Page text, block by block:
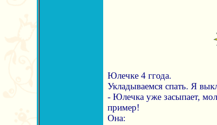
Юлечке 4 ггода.
Укладываемся спать. Я
- Юлечка уже засыпает,
пример!
Она: